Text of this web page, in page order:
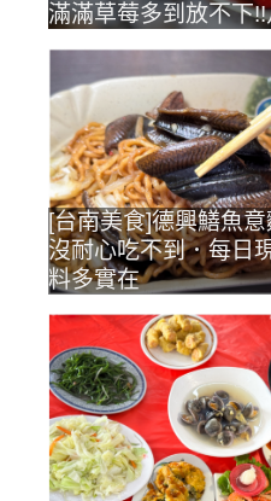
滿滿草莓多到放不下
[台南美食]德興鱔魚
沒耐心吃不到．每日
料多實在